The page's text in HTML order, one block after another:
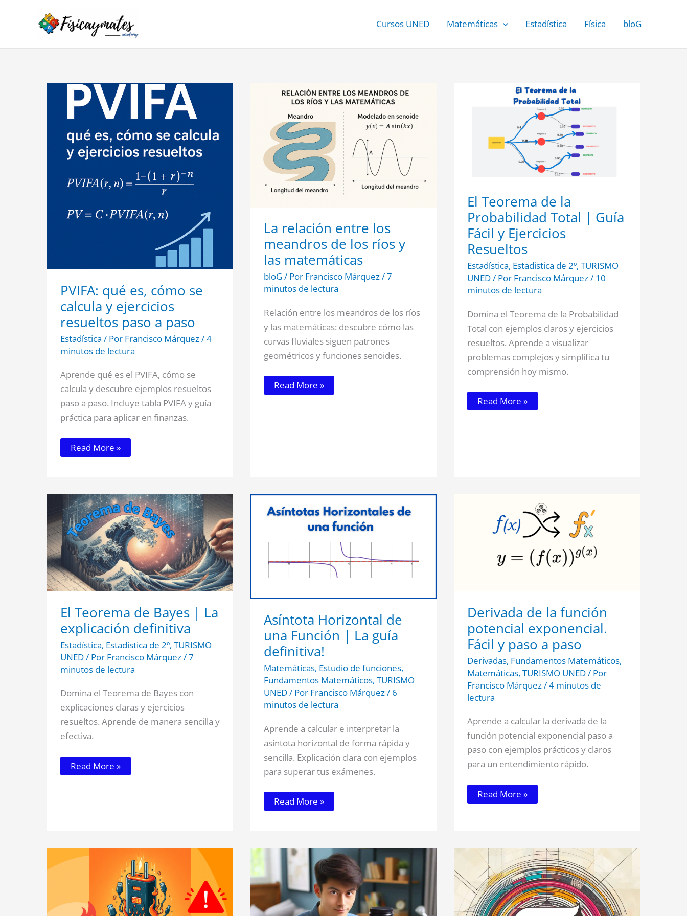
Cursos UNED Matemáticas Estadística Física bloG
PVIFA: qué es, cómo se
calcula y ejercicios
resueltos paso a paso
Estadística / Por Francisco Márquez/4
minutos de lectura
Aprende qué es el PVIFA, cómo se
calcula y descubre ejemplos resueltos
paso a paso. Incluye tabla PVIFA y guía
práctica para aplicar en finanzas.
PVIFA:
qué
es,
se
calcula
y
ejercicios
resueltos
paso
Read More »
La relación entre los
meandros de los ríos y
las matemáticas
bloG/ Por Francisco Márquez/7
minutos de lectura
Relación entre los meandros de los ríos
y las matemáticas: descubre cómo las
curvas fluviales siguen patrones
geométricos y funciones senoides.
relación
entre
meandros
de
los
ríos
y
las
matemáticas
Read More »
El Teorema de la
Probabilidad Total | Guía
Fácil y Ejercicios
Resueltos
Estadística, Estadistica de 2º, TURISMO
UNED/ Por Francisco Márquez/ 10
minutos de lectura
Domina el Teorema de la Probabilidad
Total con ejemplos claros y ejercicios
resueltos. Aprende a visualizar
problemas complejos y simplifica tu
comprensión hoy mismo.
Probabilidad
Guía
Read More »
El Teorema de Bayes | La
explicación definitiva
Estadística, Estadistica de 2º, TURISMO
UNED/ Por Francisco Márquez/7
minutos de lectura
Domina el Teorema de Bayes con
explicaciones claras y ejercicios
resueltos. Aprende de manera sencilla y
efectiva.
El
Teorema
de
Bayes
|
La
explicación
definitiva
Read More »
Asíntota Horizontal de
una Función | La guía
definitiva!
Matemáticas, Estudio de funciones,
Fundamentos Matemáticos, TURISMO
UNED/ Por Francisco Márquez/ 6
minutos de lectura
Aprende a calcular e interpretar la
asíntota horizontal de forma rápida y
sencilla. Explicación clara con ejemplos
para superar tus exámenes.
Asíntota
Horizontal
de
guía
definitiva!
Read More »
Derivada de la función
potencial exponencial.
Fácil y paso a paso
Derivadas, Fundamentos Matemáticos,
Matemáticas, TURISMO UNED/ Por
Francisco Márquez/4 minutos de
lectura
Aprende a calcular la derivada de la
función potencial exponencial paso a
paso con ejemplos prácticos y claros
para un entendimiento rápido.
función
potencial
exponencial.
Read More »
Cargadores
de
para
Estudiantes
Beneficios
Creatina
para
Potenciar
el
Rendimiento
La
Historia
del
número
PI
(1ª
Parte)